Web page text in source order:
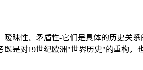
昧性、矛盾性-它们是具体的历史关
是对19世纪欧洲"世界历史"的重构，